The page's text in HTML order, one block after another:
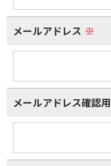
メールアドレス ※
メールアドレス確認用